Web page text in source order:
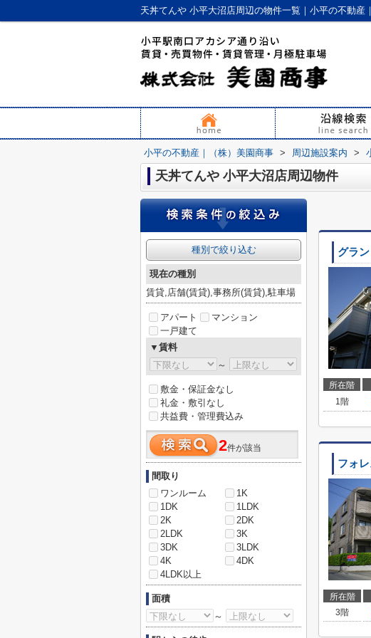
天丼てんや 小平大沼店周辺の物件一覧｜小平の不動産
小平の不動産｜（株）美園商事 > 周辺施設案内 >
天丼てんや 小平大沼店周辺物件
グラ
所在階
1階
フォ
所在階
3階
種別で絞り込む
現在の種別
賃貸,店舗(賃貸),事務所(賃貸),駐車場
アパート
マンション
一戸建て
▼賃料
～
敷金・保証金なし
礼金・敷引なし
共益費・管理費込み
2件が該当
間取り
ワンルーム
1K
1DK
1LDK
2K
2DK
2LDK
3K
3DK
3LDK
4K
4DK
4LDK以上
面積
～